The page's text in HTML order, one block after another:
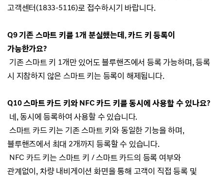
고객센터(1833-5116)로 접수하시기 바랍니다.
Q9 기존 스마트 키를 1개 분실했는데, 카드 키 등록이
가능한가요?
기존 스마트 키 1개만 있어도 블루핸즈에서 등록 가능하며, 등록
시 지참하지 않은 스마트 키는 등록이 해제됩니다.
Q10 스마트 카드 키와 NFC 카드 키를 동시에 사용할 수 있나요?
네, 동시에 등록하여 사용할 수 있습니다.
스마트 카드 키는 기존 스마트 키와 동일한 기능을 하며,
블루핸즈에서 최대 2개까지 등록할 수 있습니다.
NFC 카드 키는 스마트 키 / 스마트 카드의 등록 여부와
관계없이, 차량 내비게이션 화면을 통해 고객이 직접 등록 및